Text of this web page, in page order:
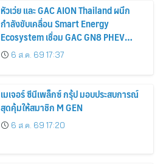
หัวเว่ย และ GAC AION Thailand ผนึก
กำลังขับเคลื่อน Smart Energy
Ecosystem เชื่อม GAC GN8 PHEV
รถยนต์ MPV ระดับพรีเมียม เข้ากับ
พลังงานแสงอาทิตย์ภายในบ้าน
6 ส.ค. 69 17:37
เมเจอร์ ซีนีเพล็กซ์ กรุ้ป มอบประสบการณ์
สุดคุ้มให้สมาชิก M GEN
6 ส.ค. 69 17:20